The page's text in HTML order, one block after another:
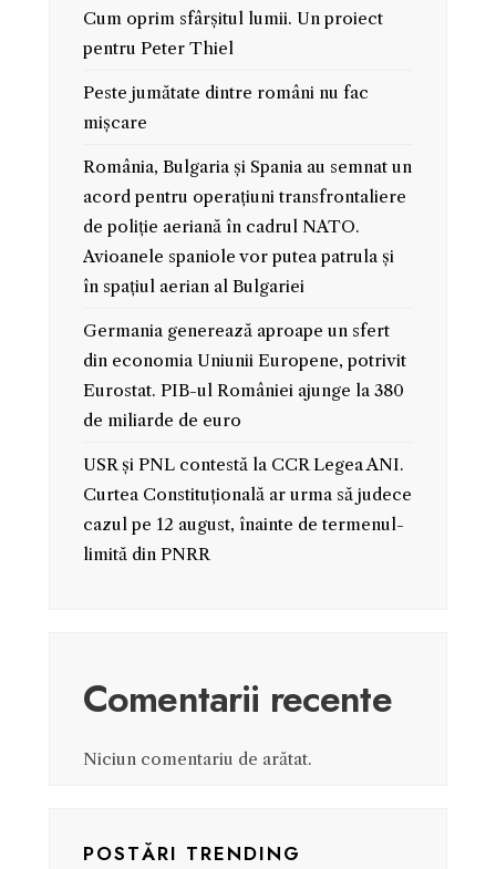
Cum oprim sfârșitul lumii. Un proiect
pentru Peter Thiel
Peste jumătate dintre români nu fac
mișcare
România, Bulgaria și Spania au semnat un
acord pentru operațiuni transfrontaliere
de poliție aeriană în cadrul NATO.
Avioanele spaniole vor putea patrula și
în spațiul aerian al Bulgariei
Germania generează aproape un sfert
din economia Uniunii Europene, potrivit
Eurostat. PIB-ul României ajunge la 380
de miliarde de euro
USR și PNL contestă la CCR Legea ANI.
Curtea Constituțională ar urma să judece
cazul pe 12 august, înainte de termenul-
limită din PNRR
Comentarii recente
Niciun comentariu de arătat.
POSTĂRI TRENDING